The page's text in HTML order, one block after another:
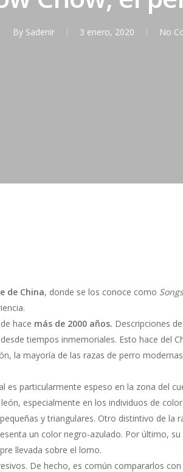
By Sadenir 3 enero, 2020 No
de China, donde se los conoce como
hace más de 2000 años. Descripciones
tiempos inmemoriales. Esto hace del
la mayoría de las razas de perro
es particularmente espeso en la zona del
especialmente en los individuos de
y triangulares. Otro distintivo de la
un color negro-azulado. Por último,
llevada sobre el lomo.
De hecho, es común compararlos